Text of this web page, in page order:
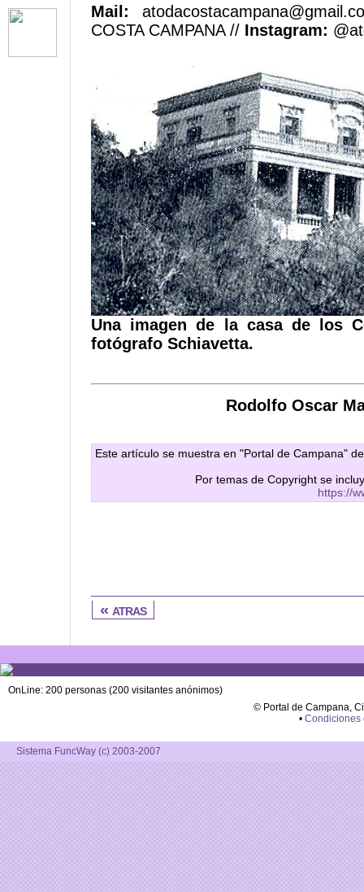
Mail:
COSTA CAMPANA // Instagram:
Una imagen de la casa de los
fotógrafo Schiavetta.
Rodolfo Oscar
Este artículo se muestra en "Portal de Campana"
Por temas de Copyright se
https://
« atras
OnLine: 200 personas (200 visitantes anónimos)
© Portal de Campana,
• Condiciones
Sistema FuncWay (c) 2003-2007